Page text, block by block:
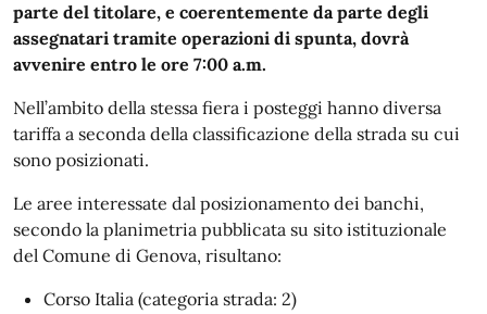
parte del titolare, e coerentemente da parte degli
assegnatari tramite operazioni di spunta, dovrà
avvenire entro le ore 7:00 a.m.
Nell’ambito della stessa fiera i posteggi hanno diversa
tariffa a seconda della classificazione della strada su cui
sono posizionati.
Le aree interessate dal posizionamento dei banchi,
secondo la planimetria pubblicata su sito istituzionale
del Comune di Genova, risultano:
Corso Italia (categoria strada: 2)